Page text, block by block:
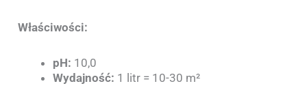
Właściwości:
pH: 10,0
Wydajność: 1 litr = 10-30 m²